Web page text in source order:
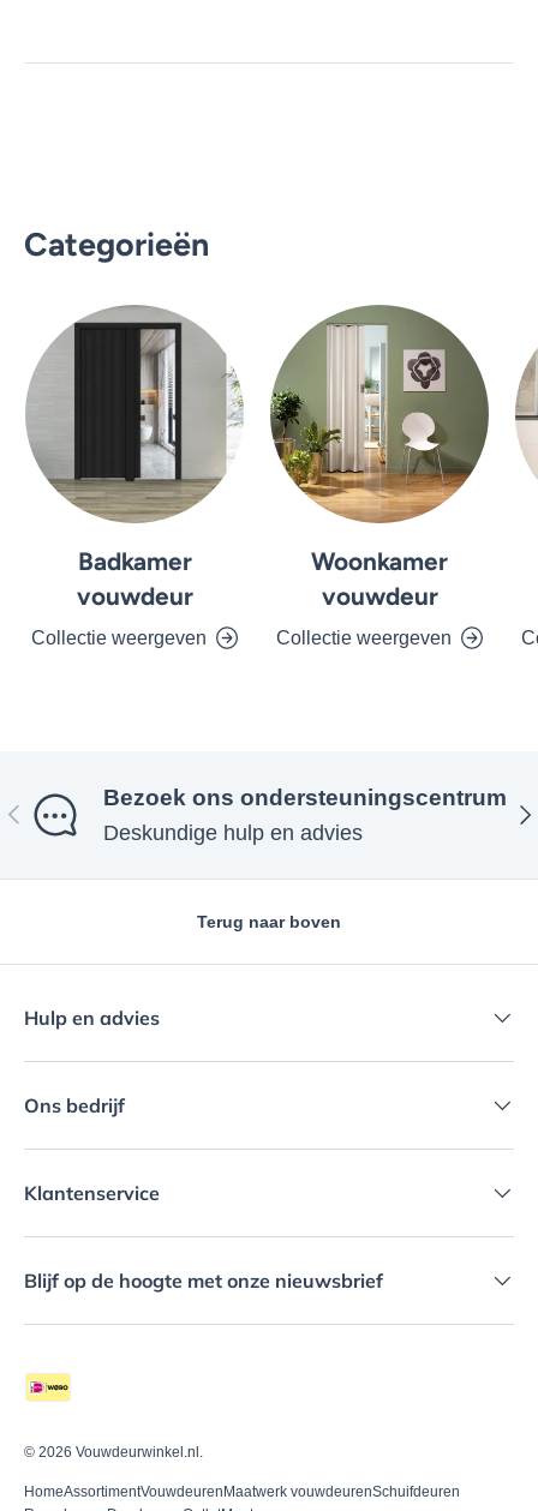
Categorieën
Badkamer
vouwdeur
Collectie weergeven
Woonkamer
vouwdeur
Collectie weergeven
Vorige Bezoek ons ​​ondersteuningscentrum
Deskundige hulp en advies
Terug naar boven
Hulp en advies
Ons bedrijf
Klantenservice
Blijf op de hoogte met onze nieuwsbrief
Geaccepteerde betaalmethoden
© 2026 Vouwdeurwinkel.nl .
HomeAssortimentVouwdeuren Maatwerk vouwdeurenSchuifdeuren